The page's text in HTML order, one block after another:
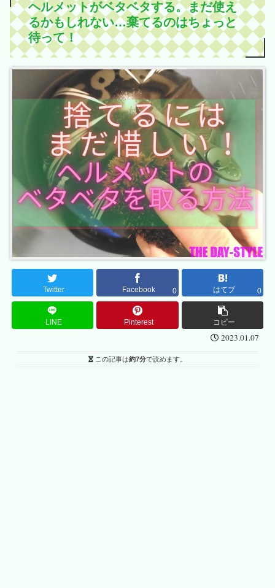
ヘルメットがベタベタする。まだ使え
るかもしれない…棄てるのはちょっと
待って！
Twitter Facebook 0 はてブ 0
LINE Pinterest コピー
2023.01.07
この記事は約7分で読めます。